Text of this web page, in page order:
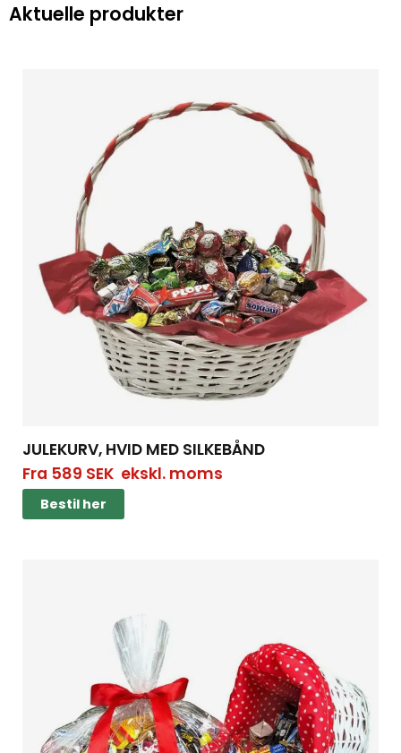
Aktuelle produkter
JULEKURV, HVID MED SILKEBÅND
Fra 589 SEKekskl. moms
Bestil her